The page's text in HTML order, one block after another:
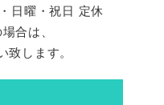
日曜・祝日 定休
合は、
致します。